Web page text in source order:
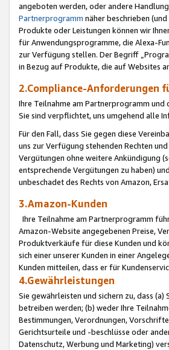
angeboten werden, oder andere
Partnerprogramm näher beschrieben
Produkte oder Leistungen können wir
für Anwendungsprogramme, die Alexa-
zur Verfügung stellen. Der Begriff
in Bezug auf Produkte, die auf Websites
2.Compliance-Anforderungen
Ihre Teilnahme am Partnerprogramm
Sie sind verpflichtet, uns umgehend alle
Für den Fall, dass Sie gegen diese
uns zur Verfügung stehenden Rechten
Vergütungen ohne weitere Ankündigung
entsprechende Vergütungen zu haben)
unbeschadet des Rechts von Amazon,
3.Amazon-Kunden
Ihre Teilnahme am Partnerprogramm
Amazon-Website angegebenen Preise,
Produktverkäufe für diese Kunden und
sich einer unserer Kunden in einer
Kunden mitteilen, dass er für
4.Gewährleistungen
Sie gewährleisten und sichern zu, dass
betreiben werden; (b) weder Ihre
Bestimmungen, Verordnungen,
Gerichtsurteile und -beschlüsse oder
Datenschutz, Werbung und Marketing)